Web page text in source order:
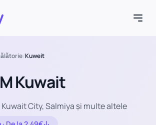
/Kuweit
Kuwait
City, Salmiya și multe altele